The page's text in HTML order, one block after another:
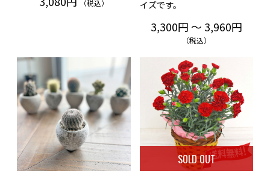
（税込） イズです。
3,300円 ～ 3,960円
（税込）
SOLD OUT